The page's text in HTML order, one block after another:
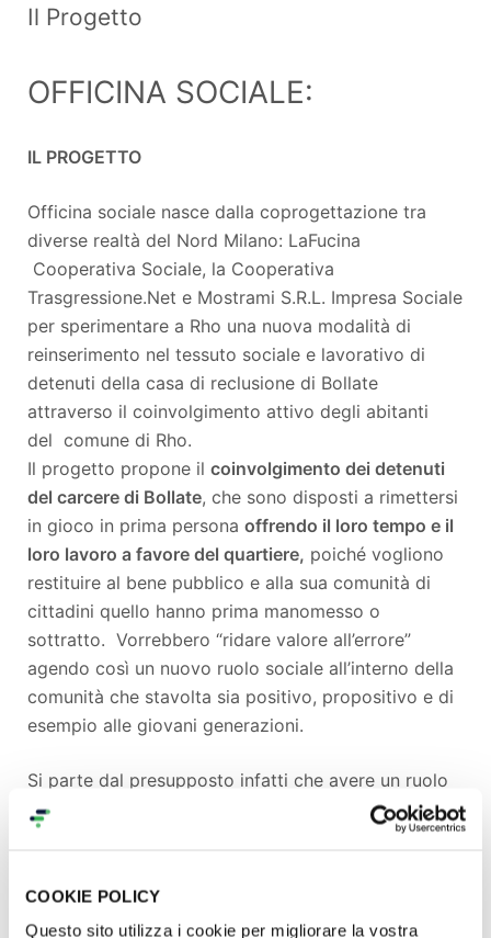
COOKIE POLICY
Questo sito utilizza i cookie per migliorare la vostra
Il Progetto
OFFICINA SOCIALE:
IL PROGETTO
Officina sociale nasce dalla coprogettazione tra
diverse realtà del Nord Milano: LaFucina
Cooperativa Sociale, la Cooperativa
Trasgressione.Net e Mostrami S.R.L. Impresa Sociale
per sperimentare a Rho una nuova modalità di
reinserimento nel tessuto sociale e lavorativo di
detenuti della casa di reclusione di Bollate
attraverso il coinvolgimento attivo degli abitanti
del comune di Rho.
Il progetto propone il coinvolgimento dei detenuti
del carcere di Bollate, che sono disposti a rimettersi
in gioco in prima persona offrendo il loro tempo e il
loro lavoro a favore del quartiere, poiché vogliono
restituire al bene pubblico e alla sua comunità di
cittadini quello hanno prima manomesso o
sottratto. Vorrebbero “ridare valore all’errore”
agendo così un nuovo ruolo sociale all’interno della
comunità che stavolta sia positivo, propositivo e di
esempio alle giovani generazioni.
Si parte dal presupposto infatti che avere un ruolo
all'interno di una comunità induce al confronto e alla
collaborazione, stimola la progettualità, genera
rapporto con l’altro, il soggetto fragile, come un
detenuto, può imparare ad assumersi ed esercitare